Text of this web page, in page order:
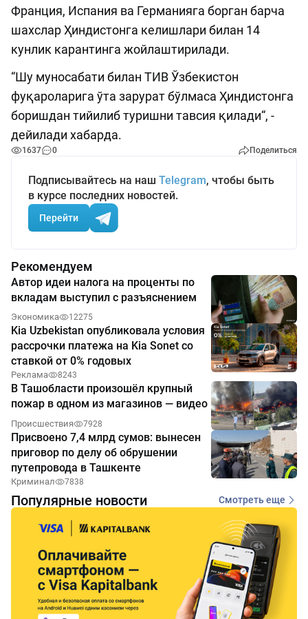
Франция, Испания ва Германияга борган барча
шахслар Ҳиндистонга келишлари билан 14
кунлик карантинга жойлаштирилади.
“Шу муносабати билан ТИВ Ўзбекистон
фуқароларига ўта зарурат бўлмаса Ҳиндистонга
боришдан тийилиб туришни тавсия қилади“, -
дейилади хабарда.
1637 0 Поделиться
Подписывайтесь на наш Telegram, чтобы быть
в курсе последних новостей.
Перейти
Рекомендуем
Автор идеи налога на проценты по
вкладам выступил с разъяснением
Экономика 12275
Kia Uzbekistan опубликовала условия
рассрочки платежа на Kia Sonet со
ставкой от 0% годовых
Реклама 8243
В Ташобласти произошёл крупный
пожар в одном из магазинов — видео
Происшествия 7928
Присвоено 7,4 млрд сумов: вынесен
приговор по делу об обрушении
путепровода в Ташкенте
Криминал 7838
Популярные новости Смотреть еще